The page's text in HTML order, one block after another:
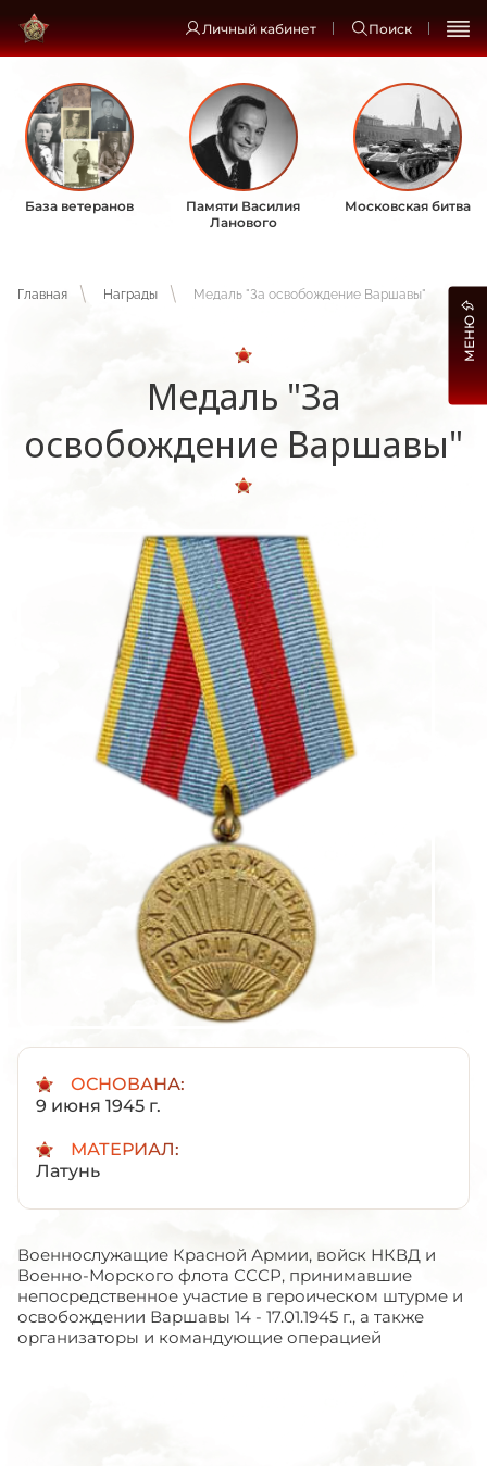
Личный кабинет Поиск
База ветеранов
Памяти Василия
Ланового
Московская битва
Главная Награды Медаль "За освобождение Варшавы"
Медаль "За
освобождение Варшавы"
ОСНОВАНА:
9 июня 1945 г.
МАТЕРИАЛ:
Латунь
Военнослужащие Красной Армии, войск НКВД и
Военно-Морского флота СССР, принимавшие
непосредственное участие в героическом штурме и
освобождении Варшавы 14 - 17.01.1945 г., а также
организаторы и командующие операцией
МЕНЮ